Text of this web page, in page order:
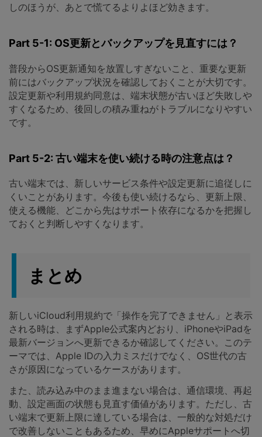
しのほうが、あとで慌てるよりよほど効きます。
Part 5-1: OS更新とバックアップを見直すには？
普段からOS更新通知を放置しすぎないこと、重要な更新
前にはバックアップ状況を確認しておくことが大切です。
設定更新や利用規約同意は、端末状態が古いほど失敗しや
すくなるため、後回しの積み重ねがトラブルになりやすい
です。
Part 5-2: 古い端末を使い続ける時の注意点は？
古い端末では、新しいサービス条件や設定更新に追従しに
くいことがあります。今後も使い続けるなら、更新上限、
使える機能、どこから先はサポート依存になるかを把握し
ておくと判断しやすくなります。
まとめ
新しいiCloud利用規約で「操作を完了できません」と表示
される時は、まずApple公式案内どおり、iPhoneやiPadを
最新バージョンへ更新できるか確認してください。このテ
ーマでは、Apple IDの入力ミスだけでなく、OS世代の古
さが原因になっているケースがあります。
また、読み込み中のまま進まない場合は、通信環境、再起
動、設定画面の状態も見直す価値があります。ただし、古
い端末で更新上限に達している場合は、一般的な対処だけ
で改善しないこともあるため、早めにAppleサポートへ切